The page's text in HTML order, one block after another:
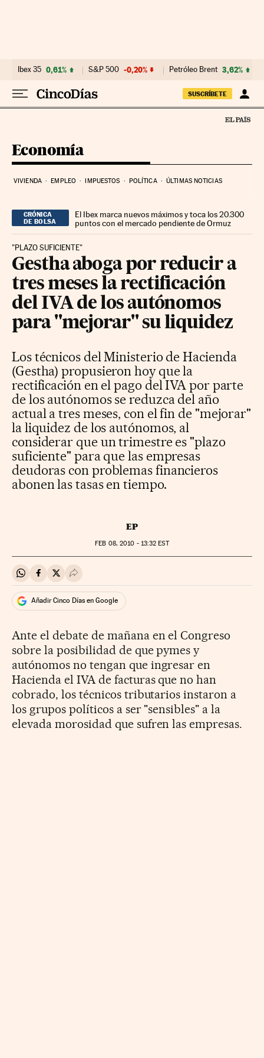
Ibex 35 0,61% S&P 500 -0,20% Petróleo Brent 3,62%
SUSCRÍBETE
Economía
VIVIENDA EMPLEO IMPUESTOS POLÍTICA ÚLTIMAS NOTICIAS
CRÓNICA
DE BOLSA
El Ibex marca nuevos máximos y toca los 20.300
puntos con el mercado pendiente de Ormuz
"PLAZO SUFICIENTE"
Gestha aboga por reducir a
tres meses la rectificación
del IVA de los autónomos
para "mejorar" su liquidez
Los técnicos del Ministerio de Hacienda
(Gestha) propusieron hoy que la
rectificación en el pago del IVA por parte
de los autónomos se reduzca del año
actual a tres meses, con el fin de "mejorar"
la liquidez de los autónomos, al
considerar que un trimestre es "plazo
suficiente" para que las empresas
deudoras con problemas financieros
abonen las tasas en tiempo.
EP
FEB 08, 2010 - 13:32 EST
Compartir en Whatsapp
Compartir en Facebook
Compartir en Twitter
Desplegar Redes Sociales
Añadir Cinco Días en Google
Ante el debate de mañana en el Congreso
sobre la posibilidad de que pymes y
autónomos no tengan que ingresar en
Hacienda el IVA de facturas que no han
cobrado, los técnicos tributarios instaron a
los grupos políticos a ser "sensibles" a la
elevada morosidad que sufren las empresas.